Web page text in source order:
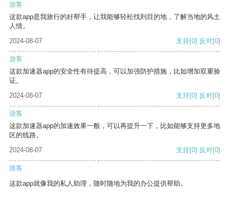
游客
这款app是我旅行的好帮手，让我能够轻松找到目的地，了解当地的风土
人情。
2024-08-07
支持[0] 反对[0]
游客
这款加速器app的安全性有待提高，可以加强防护措施，比如增加双重验
证。
2024-08-07
支持[0] 反对[0]
游客
这款加速器app的加速效果一般，可以再提升一下，比如能够支持更多地
区的线路。
2024-08-07
支持[0] 反对[0]
游客
这款app就像我的私人助理，随时随地为我的办公提供帮助。